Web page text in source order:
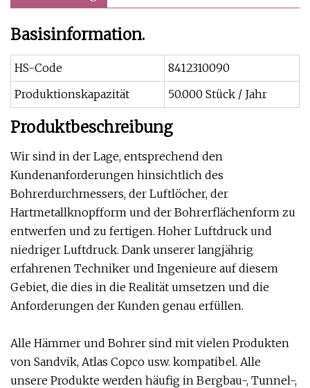
Basisinformation.
HS-Code
8412310090
Produktionskapazität
50.000 Stück / Jahr
Produktbeschreibung
Wir sind in der Lage, entsprechend den
Kundenanforderungen hinsichtlich des
Bohrerdurchmessers, der Luftlöcher, der
Hartmetallknopfform und der Bohrerflächenform zu
entwerfen und zu fertigen. Hoher Luftdruck und
niedriger Luftdruck. Dank unserer langjährig
erfahrenen Techniker und Ingenieure auf diesem
Gebiet, die dies in die Realität umsetzen und die
Anforderungen der Kunden genau erfüllen.
Alle Hämmer und Bohrer sind mit vielen Produkten
von Sandvik, Atlas Copco usw. kompatibel. Alle
unsere Produkte werden häufig in Bergbau-, Tunnel-,